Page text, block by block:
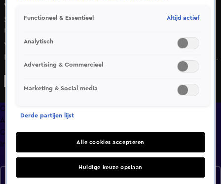
Vandaag Inside Oranje
Seizoen 2026, aflevering 21
Ma 29 juni, 18:00
Wilfred Genee, Johan Derksen, René van der Gijp en Tina
Nijkamp bespreken in razendsnel tempo de actualiteit: Het
asielbeleid in Nederland, vooruitblik op Oranje - Marokko
Overzicht
Afleveringen
Clips
Info
Seizoen 2026
Functioneel & Essentieel Altijd actief
Analytisch
Advertising & Commercieel
Marketing & Social media
Derde partijen lijst
Alle cookies accepteren
Huidige keuze opslaan